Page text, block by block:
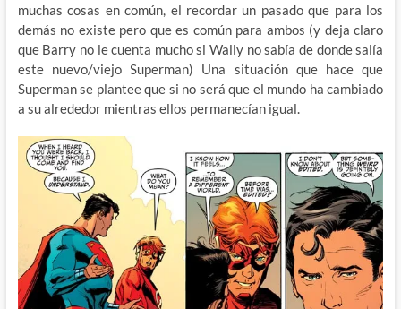
muchas cosas en común, el recordar un pasado que para los
demás no existe pero que es común para ambos (y deja claro
que Barry no le cuenta mucho si Wally no sabía de donde salía
este nuevo/viejo Superman) Una situación que hace que
Superman se plantee que si no será que el mundo ha cambiado
a su alrededor mientras ellos permanecían igual.